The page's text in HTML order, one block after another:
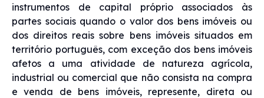
instrumentos de capital próprio associados às
partes sociais quando o valor dos bens imóveis ou
dos direitos reais sobre bens imóveis situados em
território português, com exceção dos bens imóveis
afetos a uma atividade de natureza agrícola,
industrial ou comercial que não consista na compra
e venda de bens imóveis, represente, direta ou